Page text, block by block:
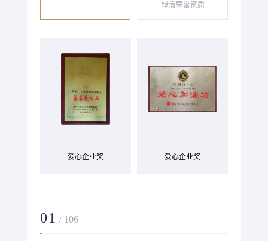
绿清荣誉资质
爱心企业奖 爱心企业奖
01 / 106